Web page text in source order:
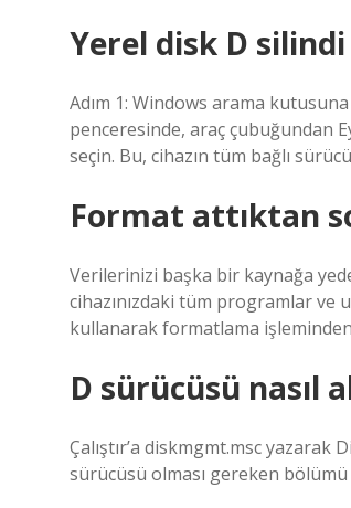
Yerel disk D
Adım 1: Windows arama kutusuna
penceresinde, araç çubuğundan
seçin. Bu, cihazın tüm bağlı
Format attıktan
Verilerinizi başka bir kaynağa
cihazınızdaki tüm programlar ve
kullanarak formatlama
D sürücüsü nasıl
Çalıştır’a diskmgmt.msc
sürücüsü olması gereken